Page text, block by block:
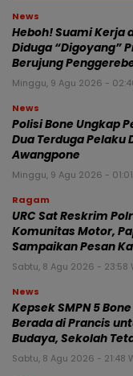
News
Heboh! Suami Kerja
Diduga “Digoyang”
Berujung
Minggu, 9 Agu 2026 -
News
Polisi Bone Ungkap
Dua Terduga Pelaku
Awangpone
Minggu, 9 Agu 2026 - 01:01
Ragam
URC Sat Reskrim
Komunitas Motor,
Sampaikan Pesan
Sabtu, 8 Agu 2026 - 23:58
News
Kepsek SMPN 5
Berada di Prancis
Budaya, Sekolah
Sabtu, 8 Agu 2026 - 21:48